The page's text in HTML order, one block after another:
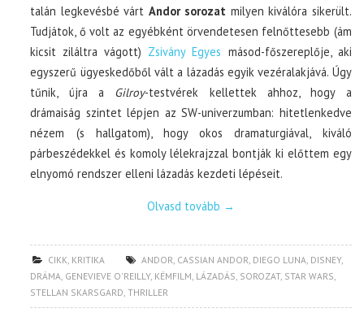
talán legkevésbé várt Andor sorozat milyen kiválóra sikerült.
Tudjátok, ő volt az egyébként örvendetesen felnőttesebb (ám
kicsit ziláltra vágott) Zsivány Egyes másod-főszereplője, aki
egyszerű ügyeskedőből vált a lázadás egyik vezéralakjává. Úgy
tűnik, újra a Gilroy-testvérek kellettek ahhoz, hogy a
drámaiság szintet lépjen az SW-univerzumban: hitetlenkedve
nézem (s hallgatom), hogy okos dramaturgiával, kiváló
párbeszédekkel és komoly lélekrajzzal bontják ki előttem egy
elnyomó rendszer elleni lázadás kezdeti lépéseit.
Olvasd tovább →
CIKK KRITIKA ANDOR CASSIAN ANDOR DIEGO LUNA DISNEY,
DRÁMA GENEVIEVE O'REILLY, KÉMFILM LÁZADÁS SOROZAT, STAR WARS
STELLAN SKARSGARD ,THRILLER